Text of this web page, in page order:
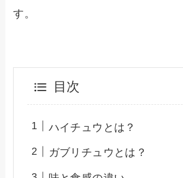
す。
目次
ハイチュウとは？
ガブリチュウとは？